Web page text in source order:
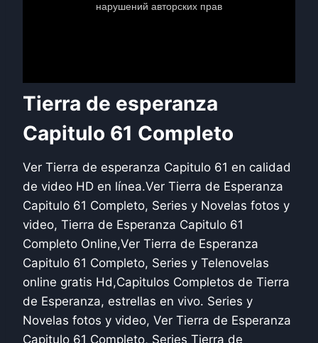
Tierra de esperanza
Capitulo 61 Completo
Ver Tierra de esperanza Capitulo 61 en calidad
de video HD en línea.Ver Tierra de Esperanza
Capitulo 61 Completo, Series y Novelas fotos y
video, Tierra de Esperanza Capitulo 61
Completo Online,Ver Tierra de Esperanza
Capitulo 61 Completo, Series y Telenovelas
online gratis Hd,Capitulos Completos de Tierra
de Esperanza, estrellas en vivo. Series y
Novelas fotos y video, Ver Tierra de Esperanza
Capitulo 61 Completo, Series Tierra de